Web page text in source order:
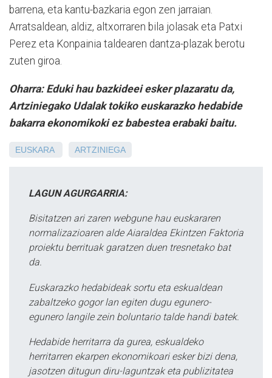
barrena, eta kantu-bazkaria egon zen jarraian.
Arratsaldean, aldiz, altxorraren bila jolasak eta Patxi
Perez eta Konpainia taldearen dantza-plazak berotu
zuten giroa.
Oharra: Eduki hau bazkideei esker plazaratu da,
Artziniegako Udalak tokiko euskarazko hedabide
bakarra ekonomikoki ez babestea erabaki baitu.
EUSKARA ARTZINIEGA
LAGUN AGURGARRIA:
Bisitatzen ari zaren webgune hau euskararen
normalizazioaren alde Aiaraldea Ekintzen Faktoria
proiektu berrituak garatzen duen tresnetako bat
da.
Euskarazko hedabideak sortu eta eskualdean
zabaltzeko gogor lan egiten dugu egunero-
egunero langile zein boluntario talde handi batek.
Hedabide herritarra da gurea, eskualdeko
herritarren ekarpen ekonomikoari esker bizi dena,
jasotzen ditugun diru-laguntzak eta publizitatea